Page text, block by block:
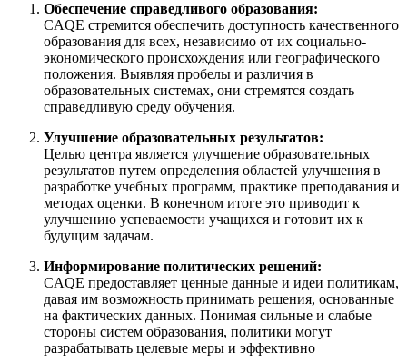
Обеспечение справедливого образования:
CAQE стремится обеспечить доступность качественного
образования для всех, независимо от их социально-
экономического происхождения или географического
положения. Выявляя пробелы и различия в
образовательных системах, они стремятся создать
справедливую среду обучения.
Улучшение образовательных результатов:
Целью центра является улучшение образовательных
результатов путем определения областей улучшения в
разработке учебных программ, практике преподавания и
методах оценки. В конечном итоге это приводит к
улучшению успеваемости учащихся и готовит их к
будущим задачам.
Информирование политических решений:
CAQE предоставляет ценные данные и идеи политикам,
давая им возможность принимать решения, основанные
на фактических данных. Понимая сильные и слабые
стороны систем образования, политики могут
разрабатывать целевые меры и эффективно